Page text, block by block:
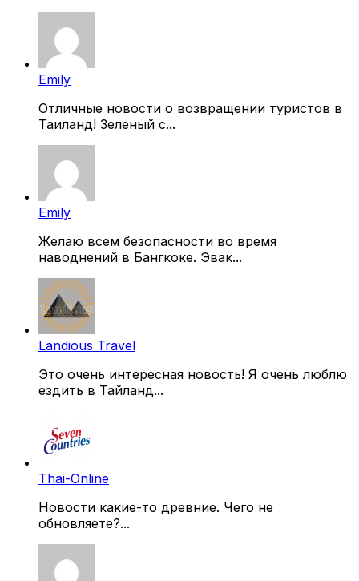
Emily
Отличные новости о возвращении туристов в
Таиланд! Зеленый с...
Emily
Желаю всем безопасности во время
наводнений в Бангкоке. Эвак...
Landious Travel
Это очень интересная новость! Я очень люблю
ездить в Тайланд...
Thai-Online
Новости какие-то древние. Чего не
обновляете?...